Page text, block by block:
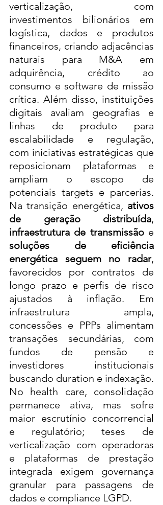
verticalização, com
investimentos bilionários em
logística, dados e produtos
financeiros, criando adjacências
naturais para M&A em
adquirência, crédito ao
consumo e software de missão
crítica. Além disso, instituições
digitais avaliam geografias e
linhas de produto para
escalabilidade e regulação,
com iniciativas estratégicas que
reposicionam plataformas e
ampliam o escopo de
potenciais targets e parcerias.
Na transição energética, ativos
de geração distribuída
infraestrutura de transmissão
soluções de eficiência
energética seguem no radar,
favorecidos por contratos de
longo prazo e perfis de risco
ajustados à inflação. Em
infraestrutura ampla,
concessões e PPPs alimentam
transações secundárias, com
fundos de pensão e
investidores institucionais
buscando duration e indexação.
No health care, consolidação
permanece ativa, mas sofre
maior escrutínio concorrencial
e regulatório; teses de
verticalização com operadoras
e plataformas de prestação
integrada exigem governança
granular para passagens de
dados e compliance LGPD.